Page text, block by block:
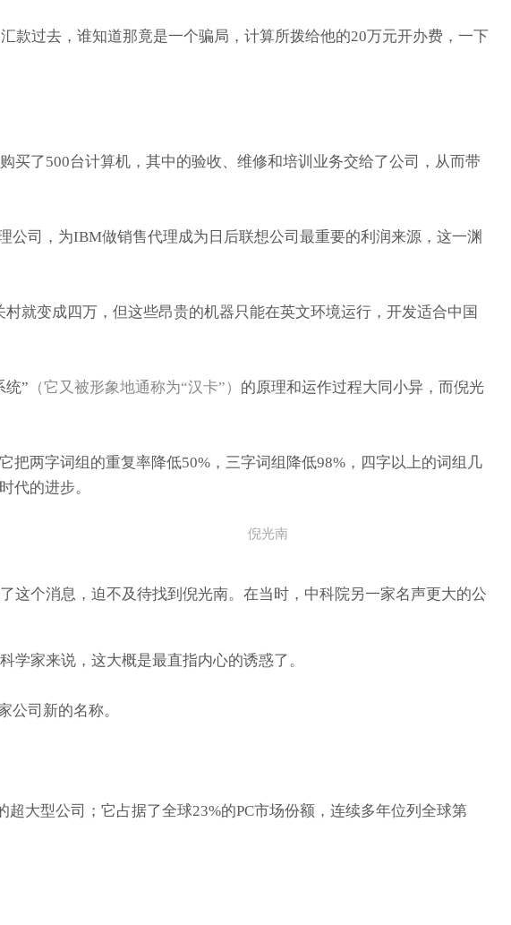
款过去，谁知道那竟是一个骗局，计算所拨给他的20万元开办费，一下
买了500台计算机，其中的验收、维修和培训业务交给了公司，从而带
司，为IBM做销售代理成为日后联想公司最重要的利润来源，这一渊
就变成四万，但这些昂贵的机器只能在英文环境运行，开发适合中国
统” （它又被形象地通称为“汉卡”） 的原理和运作过程大同小异，而倪光
两字词组的重复率降低50%，三字词组降低98%，四字以上的词组几
代的进步。
倪光南
这个消息，迫不及待找到倪光南。在当时，中科院另一家名声更大的公
学家来说，这大概是最直指内心的诱惑了。
公司新的名称。
大型公司；它占据了全球23%的PC市场份额，连续多年位列全球第